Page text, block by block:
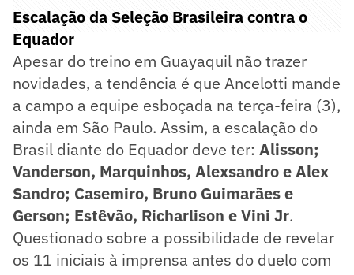
Escalação da Seleção Brasileira contra o
Equador
Apesar do treino em Guayaquil não trazer
novidades, a tendência é que Ancelotti mande
a campo a equipe esboçada na terça-feira (3),
ainda em São Paulo. Assim, a escalação do
Brasil diante do Equador deve ter: Alisson;
Vanderson, Marquinhos, Alexsandro e Alex
Sandro; Casemiro, Bruno Guimarães e
Gerson; Estêvão, Richarlison e Vini Jr.
Questionado sobre a possibilidade de revelar
os 11 iniciais à imprensa antes do duelo com